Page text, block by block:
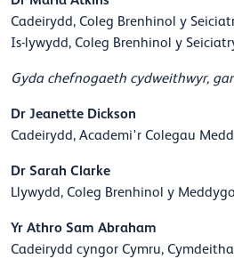
Cadeirydd, Coleg Brenhinol y
Is-lywydd, Coleg Brenhinol y
Gyda chefnogaeth cydweithwyr,
Dr Jeanette Dickson
Cadeirydd, Academi'r Colegau
Dr Sarah Clarke
Llywydd, Coleg Brenhinol y
Yr Athro Sam Abraham
Cadeirydd cyngor Cymru,